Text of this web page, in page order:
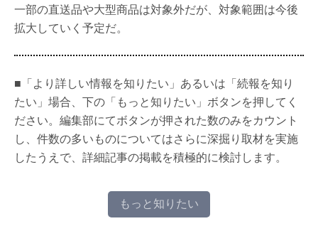
一部の直送品や大型商品は対象外だが、対象範囲は今後
拡大していく予定だ。
■「より詳しい情報を知りたい」あるいは「続報を知り
たい」場合、下の「もっと知りたい」ボタンを押してく
ださい。編集部にてボタンが押された数のみをカウント
し、件数の多いものについてはさらに深掘り取材を実施
したうえで、詳細記事の掲載を積極的に検討します。
もっと知りたい